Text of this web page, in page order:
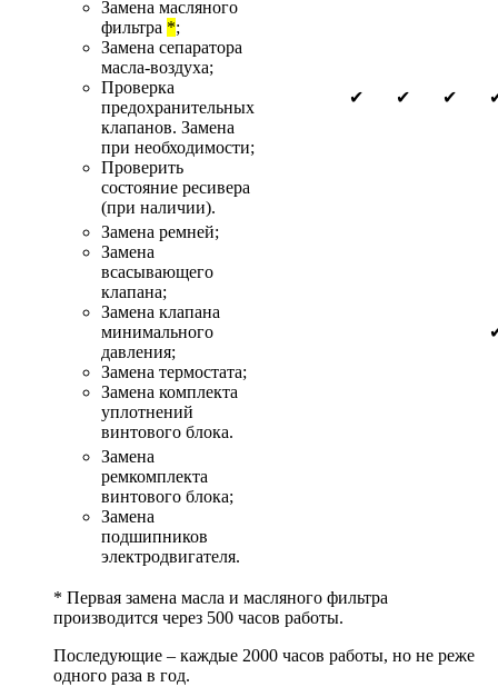
Замена масляного
фильтра *;
Замена сепаратора
масла-воздуха;
Проверка
предохранительных
клапанов. Замена
при необходимости;
Проверить
состояние ресивера
(при наличии).
✔ ✔ ✔
Замена ремней;
Замена
всасывающего
клапана;
Замена клапана
минимального
давления;
Замена термостата;
Замена комплекта
уплотнений
винтового блока.
Замена
ремкомплекта
винтового блока;
Замена
подшипников
электродвигателя.
* Первая замена масла и масляного фильтра
производится через 500 часов работы.
Последующие – каждые 2000 часов работы, но не реже
одного раза в год.